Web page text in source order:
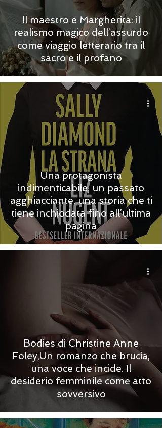
Il maestro e Margherita: il
realismo magico dell’assurdo
come viaggio letterario tra il
sacro e il profano
Una protagonista
indimenticabile, un passato
agghiacciante, una storia che ti
tiene inchiodata fino all’ultima
pagina
Bodies di Christine Anne
Foley,Un romanzo che brucia,
una voce che incide. Il
desiderio femminile come atto
sovversivo